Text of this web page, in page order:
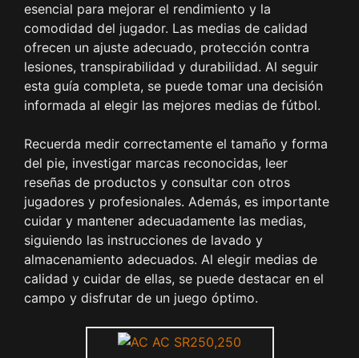
esencial para mejorar el rendimiento y la
comodidad del jugador. Las medias de calidad
ofrecen un ajuste adecuado, protección contra
lesiones, transpirabilidad y durabilidad. Al seguir
esta guía completa, se puede tomar una decisión
informada al elegir las mejores medias de fútbol.
Recuerda medir correctamente el tamaño y forma
del pie, investigar marcas reconocidas, leer
reseñas de productos y consultar con otros
jugadores y profesionales. Además, es importante
cuidar y mantener adecuadamente las medias,
siguiendo las instrucciones de lavado y
almacenamiento adecuados. Al elegir medias de
calidad y cuidar de ellas, se puede destacar en el
campo y disfrutar de un juego óptimo.